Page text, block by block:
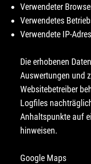
Verwendeter
Verwendetes
Verwendete IP-
Die erhobenen
Auswertungen und
Websitebetreiber
Logfiles
Anhaltspunkte auf
hinweisen.
Google Maps